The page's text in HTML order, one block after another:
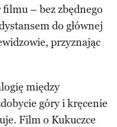
– bez zbędnego
do głównej
przyznając
między
góry i kręcenie
Film o Kukuczce